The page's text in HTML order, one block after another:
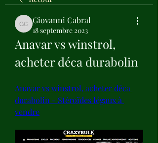
Giovanni Cabral
Giovanni Cabral
18 septembre 2023
Anavar vs winstrol,
acheter déca durabolin
Anavar vs winstrol, acheter déca
durabolin - Stéroïdes légaux à
vendre